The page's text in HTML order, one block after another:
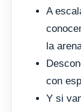
A
la
con
Y si